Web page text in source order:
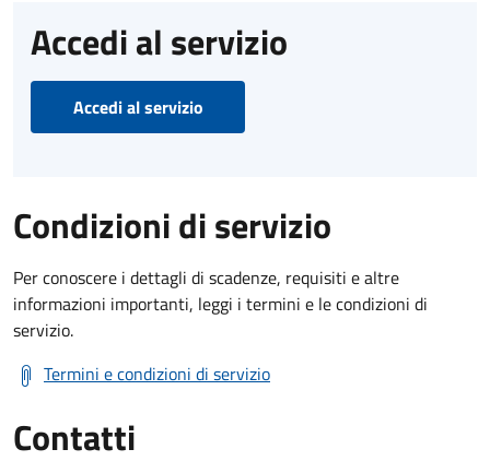
Accedi al servizio
Accedi al servizio
Condizioni di servizio
Per conoscere i dettagli di scadenze, requisiti e altre
informazioni importanti, leggi i termini e le condizioni di
servizio.
Termini e condizioni di servizio
Contatti